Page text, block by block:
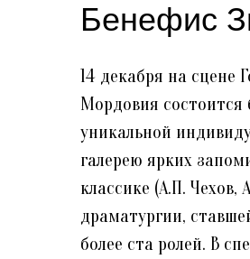
Бенефис
14 декабря на сцене
Мордовия
уникальной
галерею ярких
классике (А.П.
драматургии,
более ста ролей. В